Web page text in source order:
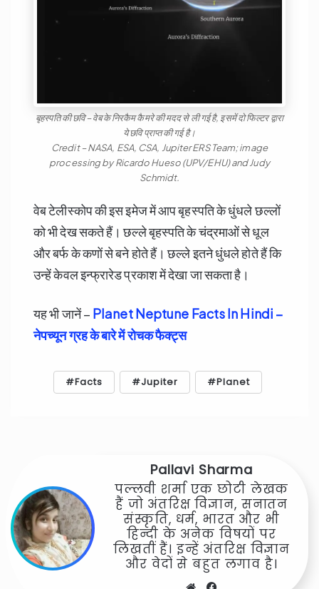
बृहस्पति की छवि – वेब के निरकैम कैमरे की मदद से ली गई है, इसमें दो फिल्टर द्वारा
ये छवि प्राप्त की गई है।
Credit – NASA, ESA, CSA, Jupiter ERS Team; image
processing by Ricardo Hueso (UPV/EHU) and Judy
Schmidt.
वेब टेलीस्कोप की इस इमेज में आप बृहस्पति के धुंधले छल्लों
को भी देख सकते हैं। छल्ले बृहस्पति के चंद्रमाओं से धूल
और बर्फ के कणों से बने होते हैं। छल्ले इतने धुंधले होते हैं कि
उन्हें केवल इन्फ्रारेड प्रकाश में देखा जा सकता है।
यह भी जानें – Planet Neptune Facts In Hindi –
नेपच्यून ग्रह के बारे में रोचक फैक्ट्स
Facts Jupiter Planet
Pallavi Sharma
पल्लवी शर्मा एक छोटी लेखक
हैं जो अंतरिक्ष विज्ञान, सनातन
संस्कृति, धर्म, भारत और भी
हिन्दी के अनेक विषयों पर
लिखतीं हैं। इन्हें अंतरिक्ष विज्ञान
और वेदों से बहुत लगाव है।